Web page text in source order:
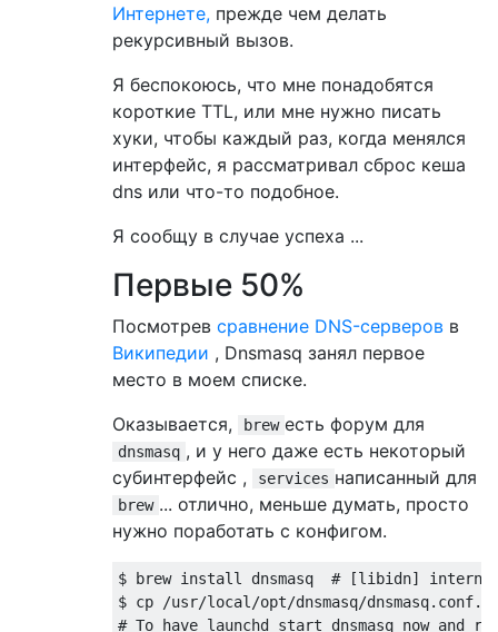
Интернете, прежде чем делать
рекурсивный вызов.
Я беспокоюсь, что мне понадобятся
короткие TTL, или мне нужно писать
хуки, чтобы каждый раз, когда менялся
интерфейс, я рассматривал сброс кеша
dns или что-то подобное.
Я сообщу в случае успеха ...
Первые 50%
Посмотрев сравнение DNS-серверов в
Википедии , Dnsmasq занял первое
место в моем списке.
Оказывается,
brew есть форум для
dnsmasq , и у него даже есть некоторый
субинтерфейс ,
services написанный для
brew ... отлично, меньше думать, просто
нужно поработать с конфигом.
$ brew install dnsmasq  # [libidn]
$ cp /usr/local/opt/dnsmasq/
# To have launchd start dnsmasq now and